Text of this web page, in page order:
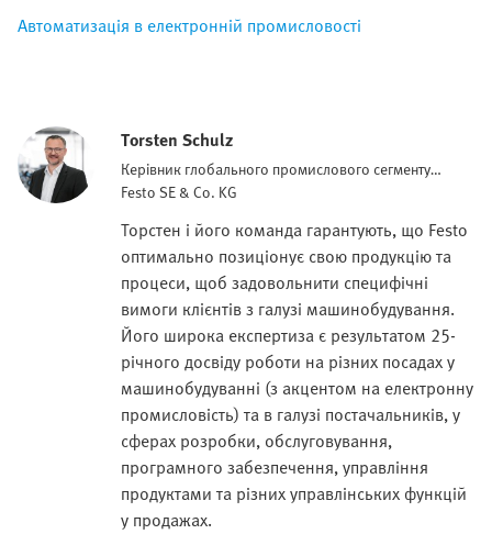
Автоматизація в електронній промисловості
Torsten Schulz
Керівник глобального промислового сегменту
електроніки
Festo SE & Co. KG
Торстен і його команда гарантують, що Festo
оптимально позиціонує свою продукцію та
процеси, щоб задовольнити специфічні
вимоги клієнтів з галузі машинобудування.
Його широка експертиза є результатом 25-
річного досвіду роботи на різних посадах у
машинобудуванні (з акцентом на електронну
промисловість) та в галузі постачальників, у
сферах розробки, обслуговування,
програмного забезпечення, управління
продуктами та різних управлінських функцій
у продажах.